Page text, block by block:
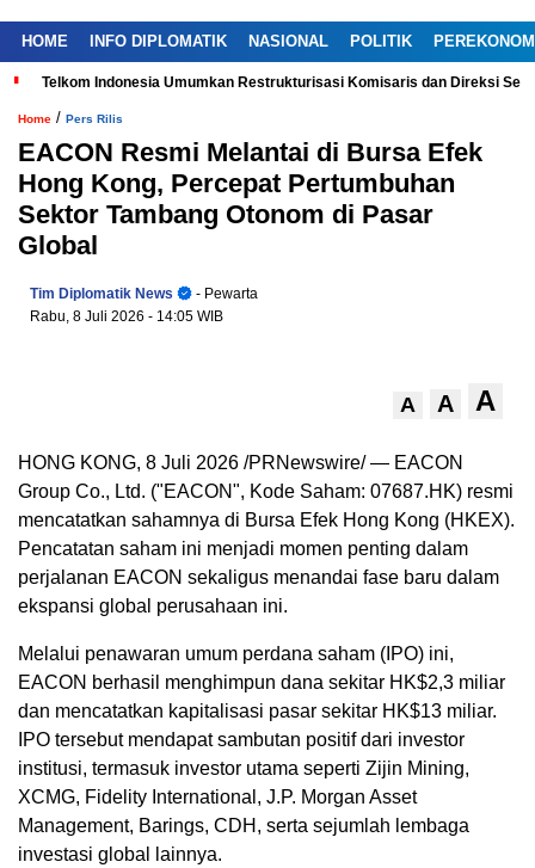
HOME INFO DIPLOMATIK NASIONAL POLITIK
Telkom Indonesia Umumkan Restrukturisasi Komisaris dan Direksi
Home / Pers Rilis
EACON Resmi Melantai di Bursa Efek
Hong Kong, Percepat Pertumbuhan
Sektor Tambang Otonom di Pasar
Global
Tim Diplomatik News
- Pewarta
Rabu, 8 Juli 2026 - 14:05 WIB
A A A
HONG KONG, 8 Juli 2026 /PRNewswire/ — EACON
Group Co., Ltd. ("EACON", Kode Saham: 07687.HK) resmi
mencatatkan sahamnya di Bursa Efek Hong Kong (HKEX).
Pencatatan saham ini menjadi momen penting dalam
perjalanan EACON sekaligus menandai fase baru dalam
ekspansi global perusahaan ini.
Melalui penawaran umum perdana saham (IPO) ini,
EACON berhasil menghimpun dana sekitar HK$2,3 miliar
dan mencatatkan kapitalisasi pasar sekitar HK$13 miliar.
IPO tersebut mendapat sambutan positif dari investor
institusi, termasuk investor utama seperti Zijin Mining,
XCMG, Fidelity International, J.P. Morgan Asset
Management, Barings, CDH, serta sejumlah lembaga
investasi global lainnya.